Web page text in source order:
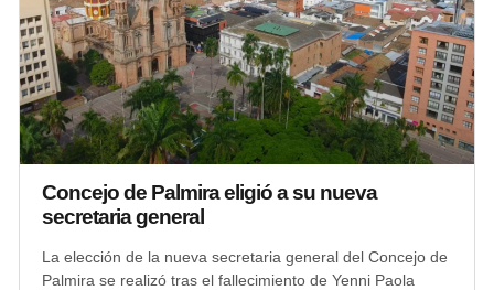
Concejo de Palmira eligió a su nueva
secretaria general
La elección de la nueva secretaria general del Concejo de
Palmira se realizó tras el fallecimiento de Yenni Paola